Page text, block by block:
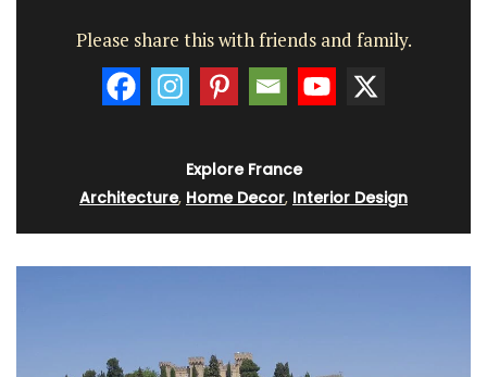
Please share this with friends and family.
Explore France
Architecture, Home Decor, Interior Design